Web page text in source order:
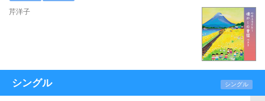
芹洋子
シングル シングル